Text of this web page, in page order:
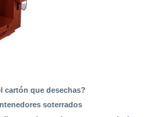
cartón que desechas?
soterrados